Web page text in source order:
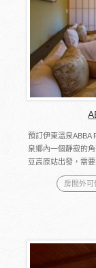
預訂伊東溫泉ABBA
泉鄉內一個靜寂的
豆高原站出發，需
房間外可